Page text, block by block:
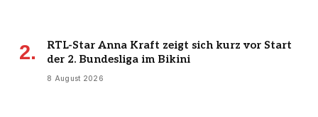
RTL-Star Anna Kraft zeigt sich kurz vor Start
der 2. Bundesliga im Bikini
8 August 2026